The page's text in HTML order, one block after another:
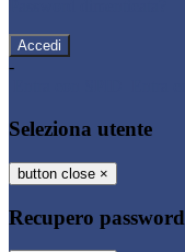
-
Seleziona utente
button close ×
Recupero password